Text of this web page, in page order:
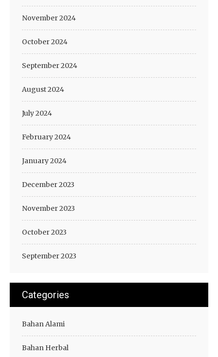
November 2024
October 2024
September 2024
August 2024
July 2024
February 2024
January 2024
December 2023
November 2023
October 2023
September 2023
Categories
Bahan Alami
Bahan Herbal